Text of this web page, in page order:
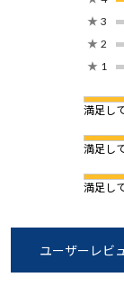
★ 3
★ 2
★ 1
満足し
満足し
満足し
ユーザーレビ